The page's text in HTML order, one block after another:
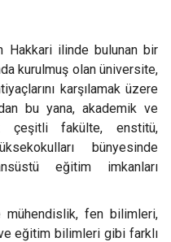
Hakkari ilinde bulunan bir
kurulmuş olan üniversite,
karşılamak üzere
bu yana, akademik ve
çeşitli fakülte, enstitü,
bünyesinde
eğitim imkanları
mühendislik, fen bilimleri,
eğitim bilimleri gibi farklı